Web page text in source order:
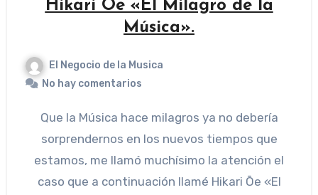
Hikari Ōe «El Milagro de la
Música».
El Negocio de la Musica
No hay comentarios
Que la Música hace milagros ya no debería
sorprendernos en los nuevos tiempos que
estamos, me llamó muchísimo la atención el
caso que a continuación llamé Hikari Ōe «El